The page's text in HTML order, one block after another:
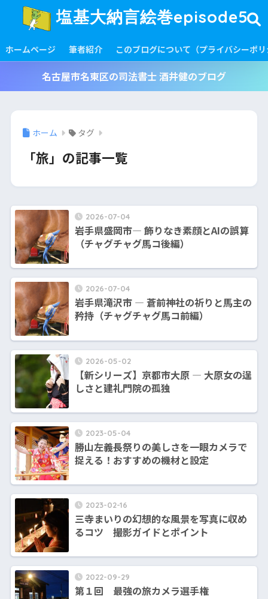
塩基大納言絵巻episode5
ホームページ 筆者紹介 このブログについて（プライバシーポ
名古屋市名東区の司法書士 酒井健のブログ
ホーム タグ
「旅」の記事一覧
2026-07-04
岩手県盛岡市― 飾りなき素顔とAIの誤算
（チャグチャグ馬コ後編）
2026-07-04
岩手県滝沢市 ― 蒼前神社の祈りと馬主の
矜持（チャグチャグ馬コ前編）
2026-05-02
【新シリーズ】京都市大原 ― 大原女の逞
しさと建礼門院の孤独
2023-05-04
勝山左義長祭りの美しさを一眼カメラで
捉える！おすすめの機材と設定
2023-02-16
三寺まいりの幻想的な風景を写真に収め
るコツ 撮影ガイドとポイント
2022-09-29
第１回 最強の旅カメラ選手権